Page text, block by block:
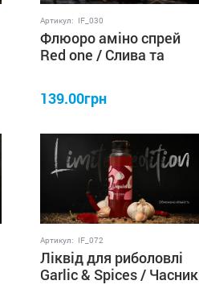
Артикул: IF_030
Флюоро аміно спрей
Red one / Слива та
IRON FISH
139.00грн
Артикул: IF_072
Ліквід для риболовлі
Garlic & Spices / Часник